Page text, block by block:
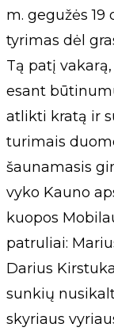
m. gegužės
tyrimas dėl
Tą patį
esant
atlikti kratą ir
turimais
šaunamasis
vyko Kauno
kuopos
patruliai:
Darius
sunkių
skyriaus